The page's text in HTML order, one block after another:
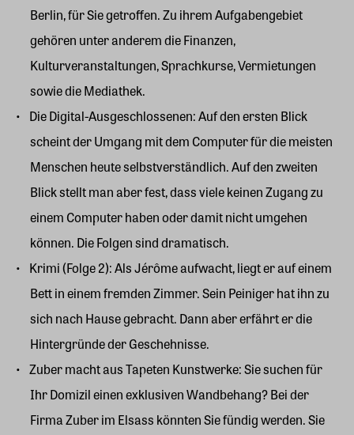
Berlin, für Sie getroffen. Zu ihrem Aufgabengebiet
gehören unter anderem die Finanzen,
Kulturveranstaltungen, Sprachkurse, Vermietungen
sowie die Mediathek.
Die Digital-Ausgeschlossenen: Auf den ersten Blick
scheint der Umgang mit dem Computer für die meisten
Menschen heute selbstverständlich. Auf den zweiten
Blick stellt man aber fest, dass viele keinen Zugang zu
einem Computer haben oder damit nicht umgehen
können. Die Folgen sind dramatisch.
Krimi (Folge 2): Als Jérôme aufwacht, liegt er auf einem
Bett in einem fremden Zimmer. Sein Peiniger hat ihn zu
sich nach Hause gebracht. Dann aber erfährt er die
Hintergründe der Geschehnisse.
Zuber macht aus Tapeten Kunstwerke: Sie suchen für
Ihr Domizil einen exklusiven Wandbehang? Bei der
Firma Zuber im Elsass könnten Sie fündig werden. Sie